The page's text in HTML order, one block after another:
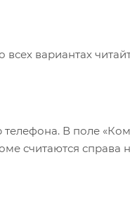
вариантах
В поле
считаются справа